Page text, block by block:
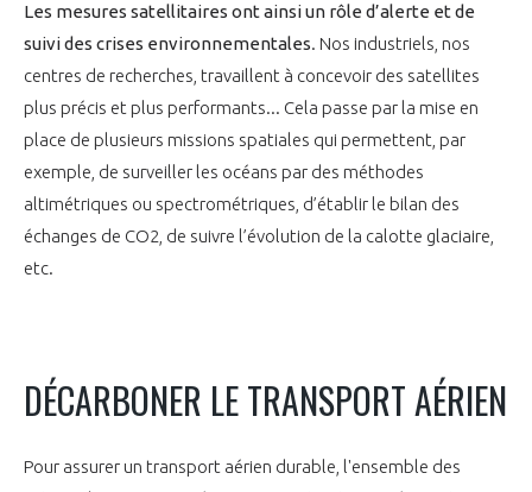
PRENDRE CONTACT AVEC LE MÉDIATEUR DE LA FILIÈRE
LES ENJEUX
EMPLOI & FORMATION
ENVIRONNEMENT
LES PUBLICATIONS
DOCUMENTS & BROCHURES
RAPPORTS D'ACTIVITÉS
Les mesures satellitaires ont ainsi un rôle d’alerte et de
suivi des crises environnementales. Nos industriels, nos
centres de recherches, travaillent à concevoir des satellites
plus précis et plus performants... Cela passe par la mise en
place de plusieurs missions spatiales qui permettent, par
exemple, de surveiller les océans par des méthodes
altimétriques ou spectrométriques, d’établir le bilan des
échanges de CO2, de suivre l’évolution de la calotte glaciaire,
etc.
DÉCARBONER LE TRANSPORT AÉRIEN
Pour assurer un transport aérien durable, l'ensemble des